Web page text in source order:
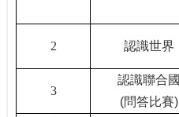
2 認識世界
3
認識聯合國
(問答比賽)